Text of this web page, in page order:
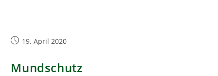
Beitrag19. April 2020
Mundschutz